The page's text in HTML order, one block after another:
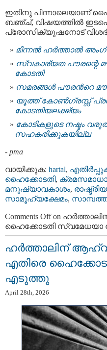
ഇതിനു പിന്നാലെയാണ്
ബഞ്ച്, വിഷയത്തില്‍
പ്രോസിക്യൂഷനോട്
മിന്നല്‍ ഹര്‍ത്താല്‍
സ്വകാര്യത പൗരന്റെ
കോടതി
സമരങ്ങൾ പൗരന്‍റെ
യൂത്ത് കോണ്‍ഗ്രസ്സ്
കോടതിയലക്ഷ്യം
കോടികളുടെ നഷ്ടം
സഹകരിക്കുകയില്ല
- pma
വായിക്കുക: hartal,
ഹൈക്കോടതി,
മനുഷ്യാവകാശം,
സാമൂഹ്യക്ഷേമം,
Comments Offon
ഹൈക്കോടതി
ഹര്‍ത്താലിന്
എതിരെ
എടുത്തു
April 28th, 2026